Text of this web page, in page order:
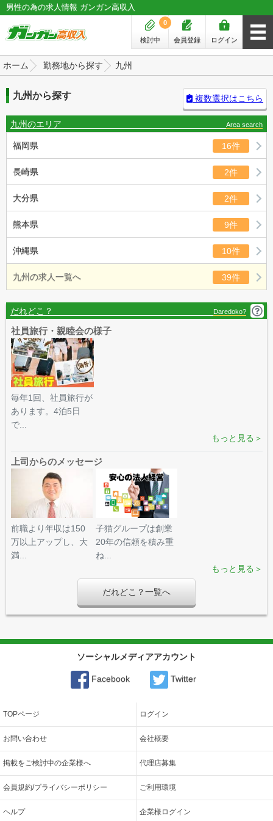
男性の為の求人情報 ガンガン高収入
ログイン
会員登録
検討中
0
ホーム 勤務地から探す 九州
九州から探す 複数選択はこちら
九州のエリア Area search
福岡県 16件
長崎県 2件
大分県 2件
熊本県 9件
沖縄県 10件
九州の求人一覧へ 39件
だれどこ？ Daredoko?
社員旅行・親睦会の様子
毎年1回、社員旅行が
あります。4泊5日
で...
もっと見る＞
上司からのメッセージ
前職より年収は150
万以上アップし、大
満...
子猫グループは創業
20年の信頼を積み重
ね...
もっと見る＞
だれどこ？一覧へ
ソーシャルメディアアカウント
Facebook Twitter
TOPページ ログイン
お問い合わせ 会社概要
掲載をご検討中の企業様へ 代理店募集
会員規約/プライバシーポリシー ご利用環境
ヘルプ 企業様ログイン